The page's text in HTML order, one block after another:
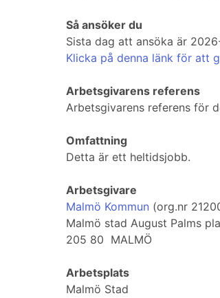
Så ansöker du
Sista dag att ansöka är
Klicka på denna länk för att
Arbetsgivarens referens
Arbetsgivarens referens för
Omfattning
Detta är ett heltidsjobb.
Arbetsgivare
Malmö Kommun (org.nr
Malmö stad August Palms
205 80 MALMÖ
Arbetsplats
Malmö Stad